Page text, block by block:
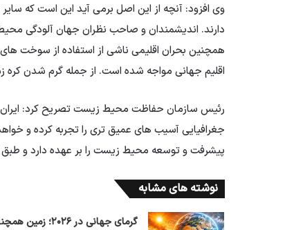
وی افزود: آنچه از این اصل برمی آید این است که
دارند. اندیشمندان و صاحب نظران جهان آلودگی
همچنین بحران اقلیمی ناشی از استفاده از سوخت های
اقلیم جهانی مواجه شده است. از جمله گرم شدن کره
رئیس سازمان حفاظت محیط زیست تصریح کرد:
جغرافیایی آسیب های عمیق تری را تجربه کرده و
پیشرفت و توسعه محیط زیست را بر عهده دارد و
نوشته های مشابه
گرمای جهانی در ۲۰۲۶؛